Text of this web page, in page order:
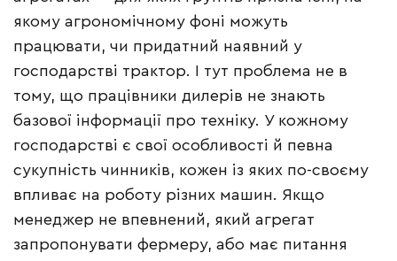
якому агрономічному фоні можуть
працювати, чи придатний наявний у
господарстві трактор. І тут проблема не в
тому, що працівники дилерів не знають
базової інформації про техніку. У кожному
господарстві є свої особливості й певна
сукупність чинників, кожен із яких по-своєму
впливає на роботу різних машин. Якщо
менеджер не впевнений, який агрегат
запропонувати фермеру, або має питання